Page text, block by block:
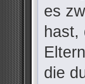
es
hast,
die